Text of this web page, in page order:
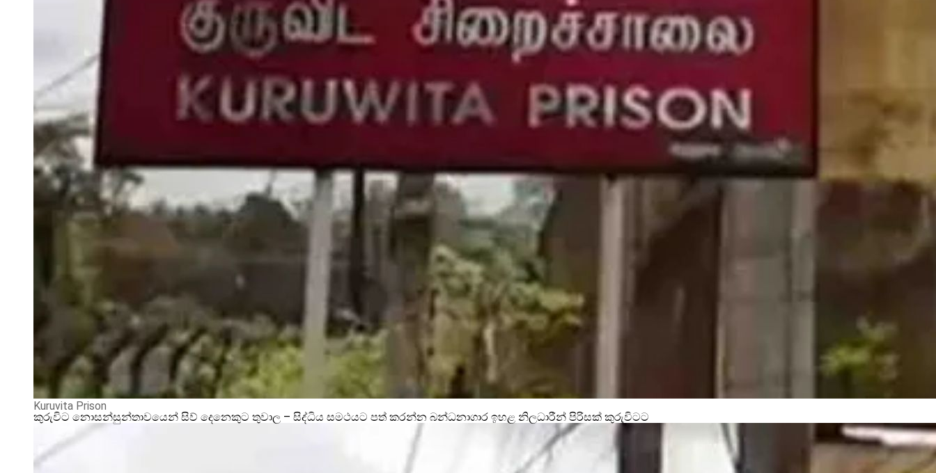
Kuruvita Prison
කුරුවිට නොසන්සුන්තාවයෙන් සිව් දෙනෙකුට තුවාල – සිද්ධිය සමථයට පත් කරන්න බන්ධනාගාර ඉහළ නිලධාරීන් පිරිසක් කුරුවිටට